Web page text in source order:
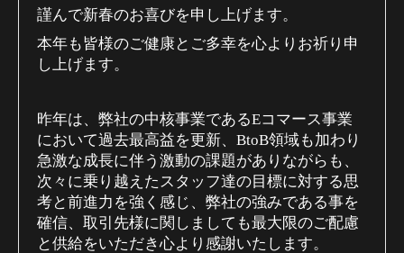
謹んで新春のお喜びを申し上げます。
本年も皆様のご健康とご多幸を心よりお祈り申
し上げます。
昨年は、弊社の中核事業であるEコマース事業
において過去最高益を更新、 BtoB領域も加わり
急激な成長に伴う激動の課題がありながらも、
次々に乗り越えたスタッフ達の目標に対する思
考と前進力を強く感じ、弊社の強みである事を
確信、取引先様に関しましても最大限のご配慮
と供給をいただき心より感謝いたします。